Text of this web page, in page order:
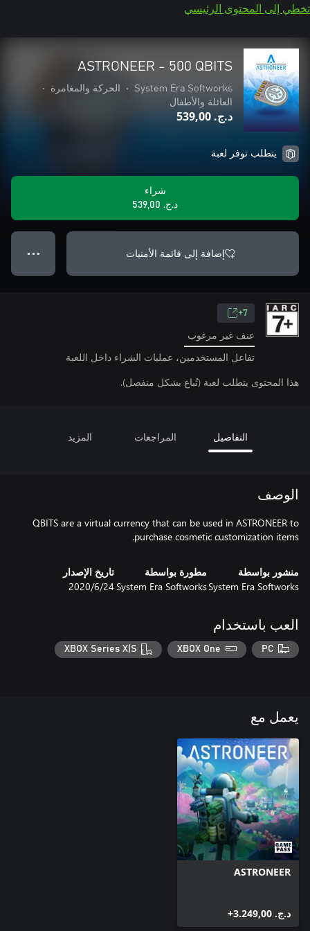
تخطي إلى المحتوى الرئيسي
ASTRONEER - 500 QBITS
System Era Softworks
• الحركة والمغامرة
•
العائلة والأطفال
د.ج.‏ 539,00
يتطلب توفر لعبة
شراء
د.ج.‏ 539,00
إضافة إلى قائمة الأمنيات ● ● ●
7+
عنف غير مرغوب
تفاعل المستخدمين، عمليات الشراء داخل اللعبة
هذا المحتوى يتطلب لعبة (تُباع بشكل منفصل).
التفاصيل المراجعات المزيد
الوصف
QBITS are a virtual currency that can be used in ASTRONEER to
purchase cosmetic customization items.
منشور بواسطة
System Era Softworks
مطورة بواسطة
System Era Softworks
تاريخ الإصدار
24‏/6‏/2020
العب باستخدام
PC
XBOX One
XBOX Series X|S
يعمل مع
ASTRONEER
د.ج.‏ 3.249,00+